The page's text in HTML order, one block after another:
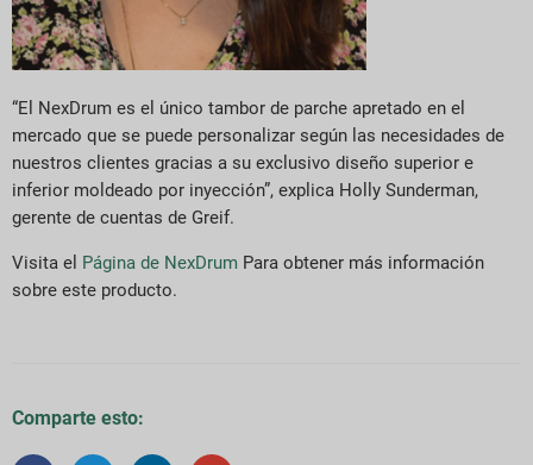
“El NexDrum es el único tambor de parche apretado en el
mercado que se puede personalizar según las necesidades de
nuestros clientes gracias a su exclusivo diseño superior e
inferior moldeado por inyección”, explica Holly Sunderman,
gerente de cuentas de Greif.
Visita el Página de NexDrum Para obtener más información
sobre este producto.
Comparte esto: